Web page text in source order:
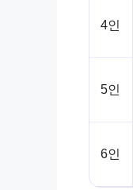
4인
5인
6인